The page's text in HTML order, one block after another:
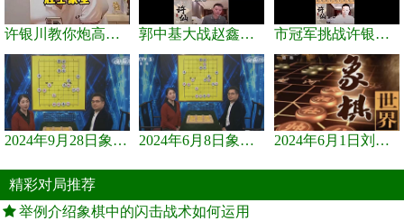
许银川教你炮高兵士象全如何赢士象全，简单四步即可 郭中基大战赵鑫鑫，许银川激情讲解 市冠军挑战许银川，急进中兵变化真激烈！
2024年9月28日象棋世界栏目，刘君、蒋川讲解了第九届杨官璘杯象棋... 2024年6月8日象棋世界，刘君、蒋川讲解了第九届杨官璘杯全国象棋... 2024年6月1日刘君、蒋川讲解第三届上海杯象棋大师赛谢靖与李少庚...
精彩对局推荐
举例介绍象棋中的闪击战术如何运用